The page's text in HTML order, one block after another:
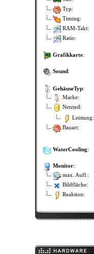
Typ:
Timing:
RAM-Takt:
Ratio:
Grafikkarte:
Sound:
GehäuseTyp:
Marke:
Netzteil:
Leistung:
Bauart:
WaterCooling:
Monitor:
max. Aufl.:
Bildfläche:
Reaktion: